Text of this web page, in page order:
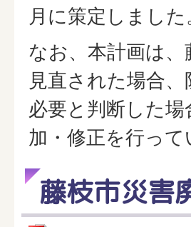
月に策定しました
なお、本計画は
見直された場合
必要と判断した
加・修正を行って
藤枝市災害